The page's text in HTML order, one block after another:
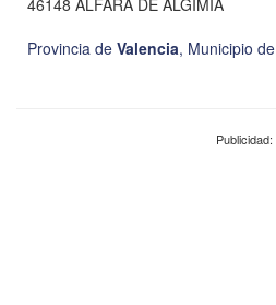
Provincia de Valencia, Municipio de
Publicidad: